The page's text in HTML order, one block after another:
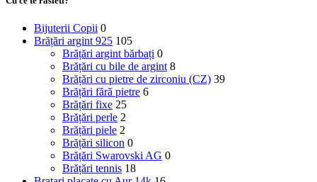
Bijuterii Copii 0
Brățări argint 925 105
Brățări argint bărbați 0
Brățări cu bile de argint 8
Brățări cu pietre de zirconiu (CZ) 39
Brățări fără pietre 6
Brățări fixe 25
Brățări perle 2
Brățări piele 2
Brățări silicon 0
Brățări Swarovski AG 0
Brățări tennis 18